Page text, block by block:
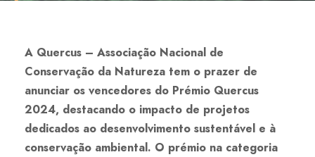
A Quercus – Associação Nacional de
Conservação da Natureza tem o prazer de
anunciar os vencedores do Prémio Quercus
2024, destacando o impacto de projetos
dedicados ao desenvolvimento sustentável e à
conservação ambiental. O prémio na categoria